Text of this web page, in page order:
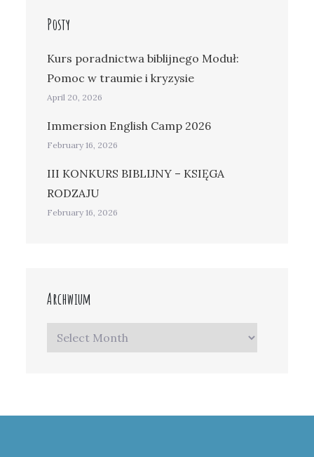
Posty
Kurs poradnictwa biblijnego Moduł:
Pomoc w traumie i kryzysie
April 20, 2026
Immersion English Camp 2026
February 16, 2026
III KONKURS BIBLIJNY – KSIĘGA
RODZAJU
February 16, 2026
Archwium
Archwium